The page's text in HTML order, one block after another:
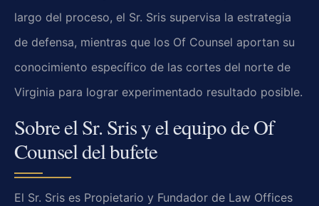
largo del proceso, el Sr. Sris supervisa la estrategia
de defensa, mientras que los Of Counsel aportan su
conocimiento específico de las cortes del norte de
Virginia para lograr experimentado resultado posible.
Sobre el Sr. Sris y el equipo de Of
Counsel del bufete
El Sr. Sris es Propietario y Fundador de Law Offices